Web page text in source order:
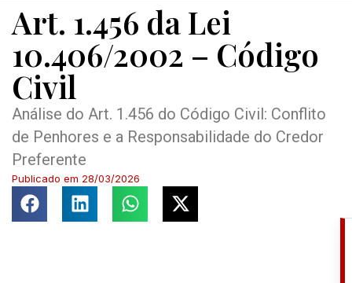
Art. 1.456 da Lei
10.406/2002 – Código
Civil
Análise do Art. 1.456 do Código Civil: Conflito
de Penhores e a Responsabilidade do Credor
Preferente
Publicado em 28/03/2026